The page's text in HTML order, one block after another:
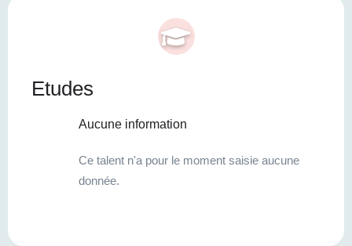
Etudes
Aucune information
Ce talent n'a pour le moment saisie aucune
donnée.